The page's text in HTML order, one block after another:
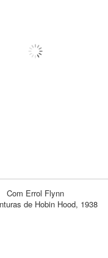
Com Errol Flynn
de Hobin Hood, 1938